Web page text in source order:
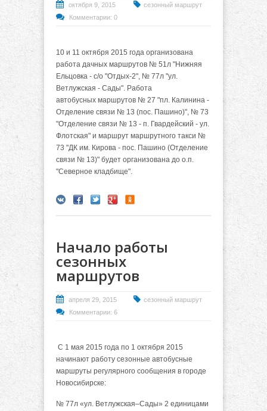
октября 9, 2015
сезонный маршрут
Комментарии: 0
10 и 11 октября 2015 года организована
работа дачных маршрутов № 51л "Нижняя
Ельцовка - с/о "Отдых-2", № 77л "ул.
Ветлужская - Сады". Работа
автобусных маршрутов № 27 "пл. Калинина -
Отделение связи № 13 (пос. Пашино)", № 73
"Отделение связи № 13 - п. Гвардейский - ул.
Флотская" и маршрут маршрутного такси №
73 "ДК им. Кирова - пос. Пашино (Отделение
связи № 13)" будет организована до о.п.
"Северное кладбище".
Начало работы
сезонных
маршрутов
апреля 29, 2015
сезонный маршрут
Комментарии: 6
С 1 мая 2015 года по 1 октября 2015
начинают работу сезонные автобусные
маршруты регулярного сообщения в городе
Новосибирске:
№ 77л «ул. Ветлужская–Сады» 2 единицами